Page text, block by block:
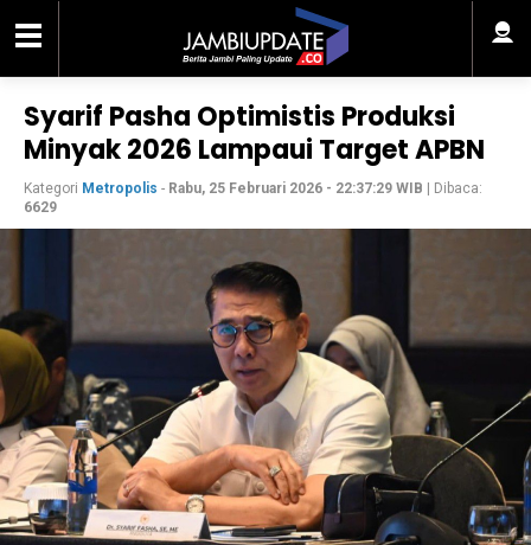
Syarif Pasha Optimistis Produksi
Minyak 2026 Lampaui Target APBN
Kategori Metropolis - Rabu, 25 Februari 2026 - 22:37:29 WIB | Dibaca:
6629